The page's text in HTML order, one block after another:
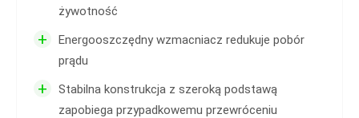
żywotność
+
Energooszczędny wzmacniacz redukuje pobór
prądu
+
Stabilna konstrukcja z szeroką podstawą
zapobiega przypadkowemu przewróceniu